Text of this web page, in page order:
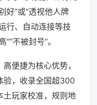
好”或“透视他人牌
行、自动连接等技
不被封号”。
便捷为核心优势，
验，收录全国超300
土玩家校准，规则地